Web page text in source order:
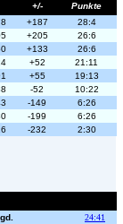
+/-
Punkte
+187
28:4
+205
26:6
+133
26:6
+52
21:11
+55
19:13
-52
10:22
-149
6:26
-199
6:26
-232 2:30
24:41